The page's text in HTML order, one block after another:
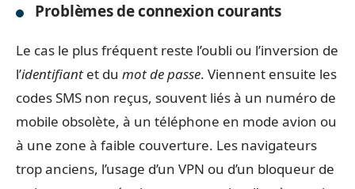
Problèmes de connexion courants
Le cas le plus fréquent reste l’oubli ou l’inversion de
l’identifiant et du mot de passe. Viennent ensuite les
codes SMS non reçus, souvent liés à un numéro de
mobile obsolète, à un téléphone en mode avion ou
à une zone à faible couverture. Les navigateurs
trop anciens, l’usage d’un VPN ou d’un bloqueur de